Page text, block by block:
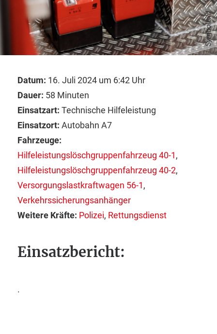
Symbolbild
Datum: 16. Juli 2024 um 6:42 Uhr
Dauer: 58 Minuten
Einsatzart: Technische Hilfeleistung
Einsatzort: Autobahn A7
Fahrzeuge:
Hilfeleistungslöschgruppenfahrzeug 40-1,
Hilfeleistungslöschgruppenfahrzeug 40-2,
Versorgungslastkraftwagen 56-1,
Verkehrssicherungsanhänger
Weitere Kräfte: Polizei, Rettungsdienst
Einsatzbericht:
.